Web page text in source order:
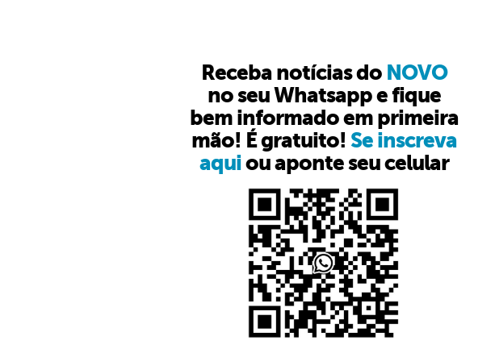
Receba notícias do NOVO
no seu Whatsapp e fique
bem informado em primeira
mão! É gratuito! Se inscreva
aquiou aponte seu celular